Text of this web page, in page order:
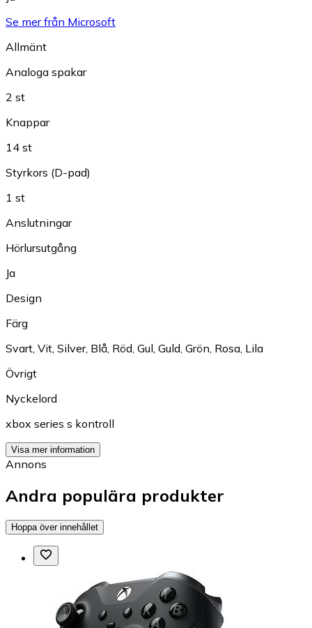
Se mer från Microsoft
Allmänt
Analoga spakar
2 st
Knappar
14 st
Styrkors (D-pad)
1 st
Anslutningar
Hörlursutgång
Ja
Design
Färg
Svart Vit Silver, Blå Röd Gul Guld Grön Rosa Lila
Övrigt
Nyckelord
xbox series s kontroll
Visa mer information
Annons
Andra populära produkter
Hoppa över innehållet